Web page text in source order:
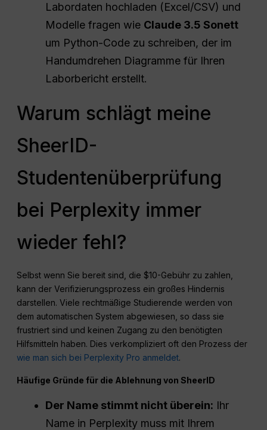
Labordaten hochladen (Excel/CSV) und
Modelle fragen wie Claude 3.5 Sonett
um Python-Code zu schreiben, der im
Handumdrehen Diagramme für Ihren
Laborbericht erstellt.
Warum schlägt meine
SheerID-
Studentenüberprüfung
bei Perplexity immer
wieder fehl?
Selbst wenn Sie bereit sind, die $10-Gebühr zu zahlen,
kann der Verifizierungsprozess ein großes Hindernis
darstellen. Viele rechtmäßige Studierende werden von
dem automatischen System abgewiesen, so dass sie
frustriert sind und keinen Zugang zu den benötigten
Hilfsmitteln haben. Dies verkompliziert oft den Prozess der
wie man sich bei Perplexity Pro anmeldet.
Häufige Gründe für die Ablehnung von SheerID
Der Name stimmt nicht überein: Ihr
Name in Perplexity muss mit Ihrem